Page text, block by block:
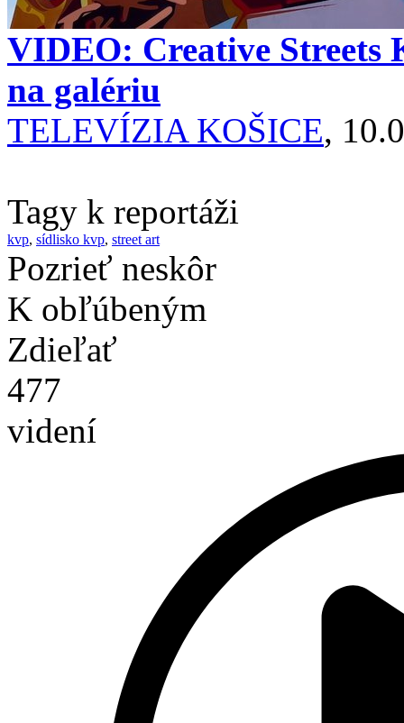
VIDEO: Creative Streets
na galériu
TELEVÍZIA KOŠICE,
Tagy k reportáži
kvp, sídlisko kvp, street art
Pozrieť neskôr
K obľúbeným
Zdieľať
477
videní